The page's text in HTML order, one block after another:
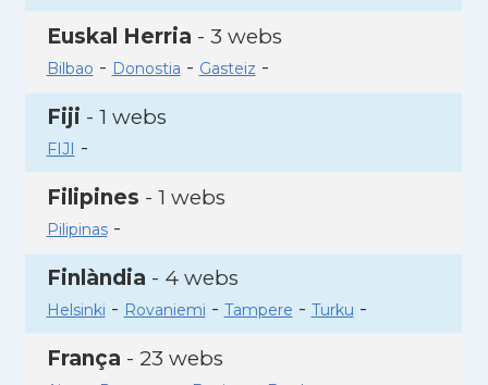
Euskal Herria - 3 webs
Bilbao - Donostia - Gasteiz -
Fiji - 1 webs
FIJI -
Filipines - 1 webs
Pilipinas-
Finlàndia - 4 webs
Helsinki - Rovaniemi - Tampere - Turku -
França - 23 webs